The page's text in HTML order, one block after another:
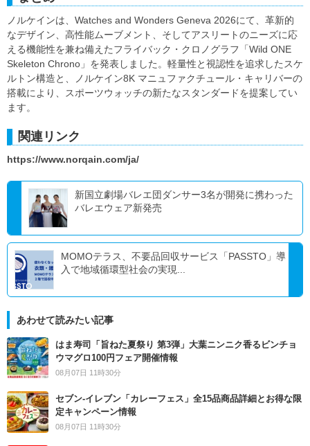
ノルケインは、Watches and Wonders Geneva 2026にて、革新的
なデザイン、高性能ムーブメント、そしてアスリートのニーズに応
える機能性を兼ね備えたフライバック・クロノグラフ「Wild ONE
Skeleton Chrono」を発表しました。軽量性と視認性を追求したスケ
ルトン構造と、ノルケイン8K マニュファクチュール・キャリバーの
搭載により、スポーツウォッチの新たなスタンダードを提案してい
ます。
関連リンク
https://www.norqain.com/ja/
新国立劇場バレエ団ダンサー3名が開発に携わった
バレエウェア新発売
MOMOテラス、不要品回収サービス「PASSTO」導
入で地域循環型社会の実現...
あわせて読みたい記事
はま寿司「旨ねた夏祭り 第3弾」大葉ニンニク香るビンチョ
ウマグロ100円フェア開催情報
08月07日 11時30分
セブン‐イレブン「カレーフェス」全15品商品詳細とお得な限
定キャンペーン情報
08月07日 11時30分